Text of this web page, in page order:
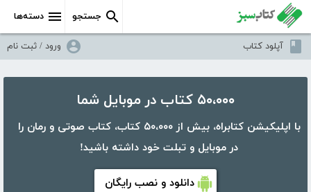
دسته‌ها جستجو
آپلود کتاب ورود / ثبت نام
۵۰،۰۰۰ کتاب در موبایل شما
با اپلیکیشن کتابراه، بیش از ۵۰،۰۰۰ کتاب، کتاب صوتی و رمان را
در موبایل و تبلت خود داشته باشید!
دانلود و نصب رایگان